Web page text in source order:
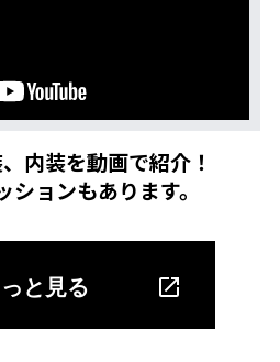
内装を動画で紹介！
ションもあります。
と見る